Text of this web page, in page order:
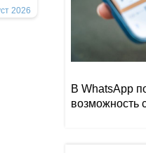
2026
В WhatsApp
возможность